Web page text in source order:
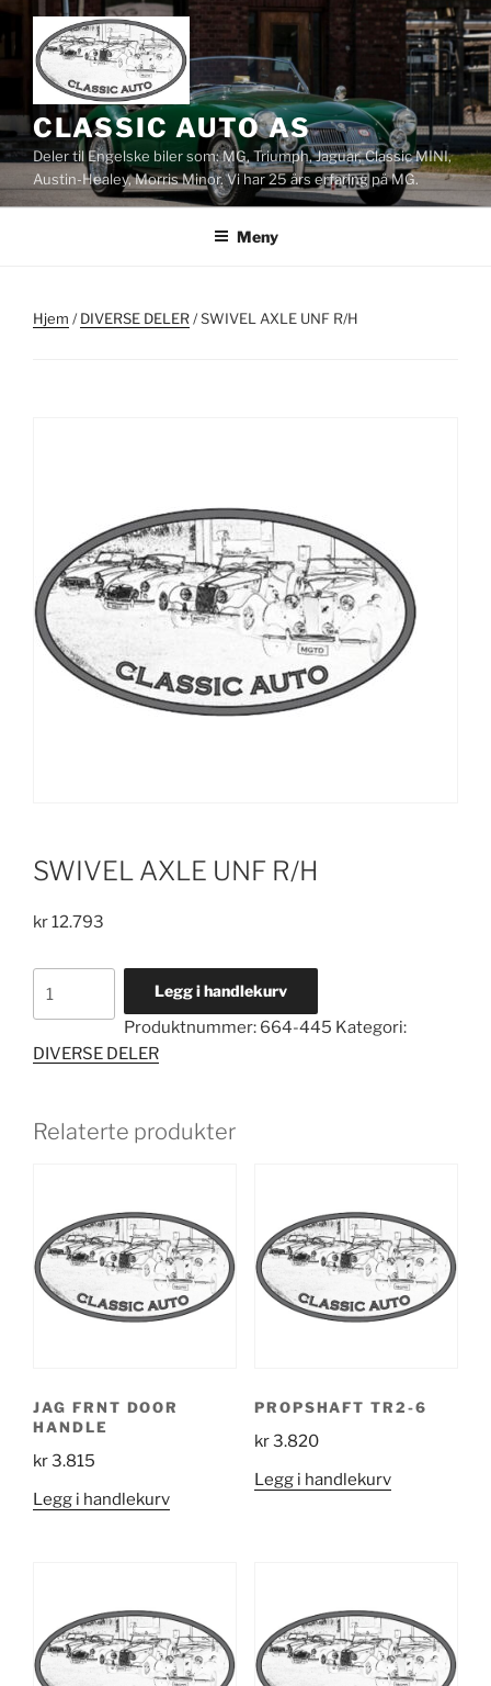
Gå
til
innhold
CLASSIC AUTO AS
Deler til Engelske biler som: MG, Triumph, Jaguar, Classic MINI,
Austin-Healey, Morris Minor. Vi har 25 års erfaring på MG.
Meny
Hjem /DIVERSE DELER/ SWIVEL AXLE UNF R/H
SWIVEL AXLE UNF R/H
kr12.793
R/H
Legg i handlekurv
Produktnummer: 664-445 Kategori:
DIVERSE DELER
Relaterte produkter
JAG FRNT DOOR
HANDLE
kr3.815
Legg i handlekurv
PROPSHAFT TR2-6
kr3.820
Legg i handlekurv